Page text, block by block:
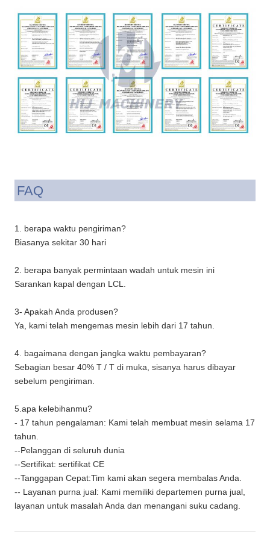
FAQ
1. berapa waktu pengiriman?
Biasanya sekitar 30 hari
2. berapa banyak permintaan wadah untuk mesin ini
Sarankan kapal dengan LCL.
3- Apakah Anda produsen?
Ya, kami telah mengemas mesin lebih dari 17 tahun.
4. bagaimana dengan jangka waktu pembayaran?
Sebagian besar 40% T / T di muka, sisanya harus dibayar
sebelum pengiriman.
5.apa kelebihanmu?
- 17 tahun pengalaman: Kami telah membuat mesin selama 17
tahun.
--Pelanggan di seluruh dunia
--Sertifikat: sertifikat CE
--Tanggapan Cepat:Tim kami akan segera membalas Anda.
-- Layanan purna jual: Kami memiliki departemen purna jual,
layanan untuk masalah Anda dan menangani suku cadang.